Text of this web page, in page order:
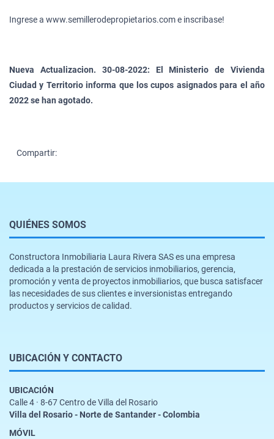
Ingrese a www.semillerodepropietarios.com e inscribase!
Nueva Actualizacion. 30-08-2022: El Ministerio de Vivienda
Ciudad y Territorio informa que los cupos asignados para el año
2022 se han agotado.
Compartir:
QUIÉNES SOMOS
Constructora Inmobiliaria Laura Rivera SAS es una empresa
dedicada a la prestación de servicios inmobiliarios, gerencia,
promoción y venta de proyectos inmobiliarios, que busca satisfacer
las necesidades de sus clientes e inversionistas entregando
productos y servicios de calidad.
UBICACIÓN Y CONTACTO
UBICACIÓN
Calle 4 · 8-67 Centro de Villa del Rosario
Villa del Rosario - Norte de Santander - Colombia
MÓVIL